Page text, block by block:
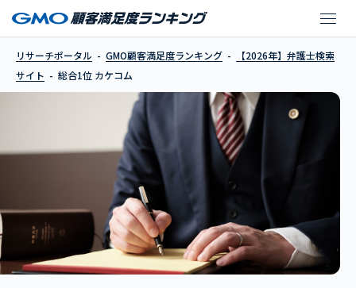
リサーチポータル GMO顧客満足度ランキング
【2026年】弁護士検索
サイト
総合1位 カケコム